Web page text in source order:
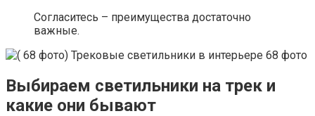
Согласитесь – преимущества достаточно
важные.
Выбираем светильники на трек и
какие они бывают